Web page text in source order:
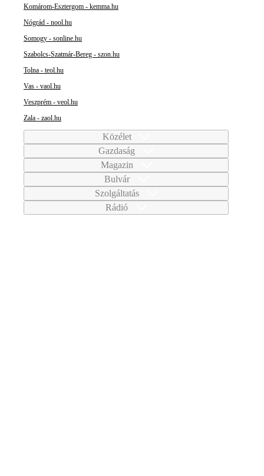
Komárom-Esztergom - kemma.hu
Nógrád - nool.hu
Somogy - sonline.hu
Szabolcs-Szatmár-Bereg - szon.hu
Tolna - teol.hu
Vas - vaol.hu
Veszprém - veol.hu
Zala - zaol.hu
Közélet
Gazdaság
Magazin
Bulvár
Szolgáltatás
Rádió